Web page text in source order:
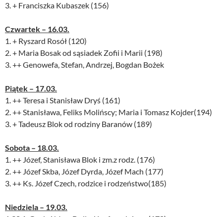
3. + Franciszka Kubaszek (156)
Czwartek – 16.03.
1. + Ryszard Rosół (120)
2. + Maria Bosak od sąsiadek Zofii i Marii (198)
3. ++ Genowefa, Stefan, Andrzej, Bogdan Bożek
Piątek – 17.03.
1. ++ Teresa i Stanisław Dryś (161)
2. ++ Stanisława, Feliks Molińscy; Maria i Tomasz Kojder(194)
3. + Tadeusz Blok od rodziny Baranów (189)
Sobota – 18.03.
1. ++ Józef, Stanisława Blok i zm.z rodz. (176)
2. ++ Józef Skba, Józef Dyrda, Józef Mach (177)
3. ++ Ks. Józef Czech, rodzice i rodzeństwo(185)
Niedziela – 19.03.